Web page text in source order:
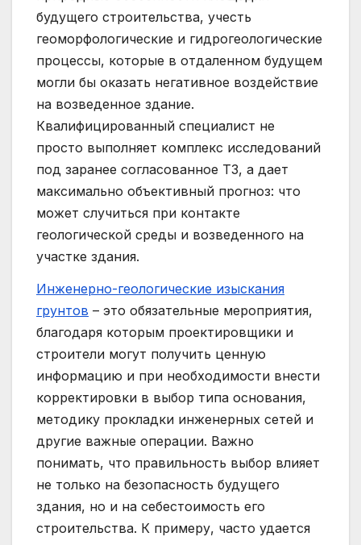
будущего строительства, учесть
геоморфологические и гидрогеологические
процессы, которые в отдаленном будущем
могли бы оказать негативное воздействие
на возведенное здание.
Квалифицированный специалист не
просто выполняет комплекс исследований
под заранее согласованное ТЗ, а дает
максимально объективный прогноз: что
может случиться при контакте
геологической среды и возведенного на
участке здания.
Инженерно-геологические изыскания
грунтов – это обязательные мероприятия,
благодаря которым проектировщики и
строители могут получить ценную
информацию и при необходимости внести
корректировки в выбор типа основания,
методику прокладки инженерных сетей и
другие важные операции. Важно
понимать, что правильность выбор влияет
не только на безопасность будущего
здания, но и на себестоимость его
строительства. К примеру, часто удается